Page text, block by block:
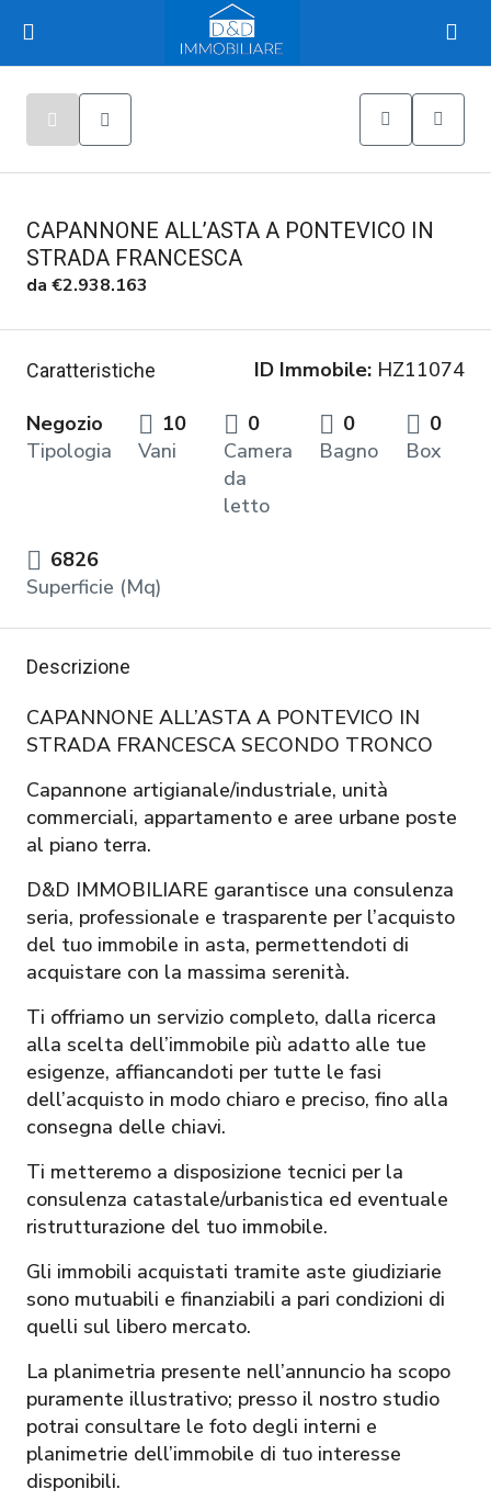
CAPANNONE ALL’ASTA A PONTEVICO IN
STRADA FRANCESCA
da €2.938.163
Caratteristiche ID Immobile: HZ11074
Negozio
Tipologia
10
Vani
0
Camera
da
letto
0
Bagno
0
Box
6826
Superficie (Mq)
Descrizione
CAPANNONE ALL’ASTA A PONTEVICO IN
STRADA FRANCESCA SECONDO TRONCO
Capannone artigianale/industriale, unità
commerciali, appartamento e aree urbane poste
al piano terra.
D&D IMMOBILIARE garantisce una consulenza
seria, professionale e trasparente per l’acquisto
del tuo immobile in asta, permettendoti di
acquistare con la massima serenità.
Ti offriamo un servizio completo, dalla ricerca
alla scelta dell’immobile più adatto alle tue
esigenze, affiancandoti per tutte le fasi
dell’acquisto in modo chiaro e preciso, fino alla
consegna delle chiavi.
Ti metteremo a disposizione tecnici per la
consulenza catastale/urbanistica ed eventuale
ristrutturazione del tuo immobile.
Gli immobili acquistati tramite aste giudiziarie
sono mutuabili e finanziabili a pari condizioni di
quelli sul libero mercato.
La planimetria presente nell’annuncio ha scopo
puramente illustrativo; presso il nostro studio
potrai consultare le foto degli interni e
planimetrie dell’immobile di tuo interesse
disponibili.